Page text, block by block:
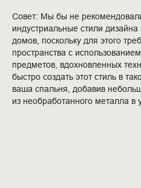
Совет: Мы бы не
индустриальные стили
домов, поскольку для этого
пространства с
предметов, вдохновленных
быстро создать этот стиль в
ваша спальня, добавив
из необработанного металла в